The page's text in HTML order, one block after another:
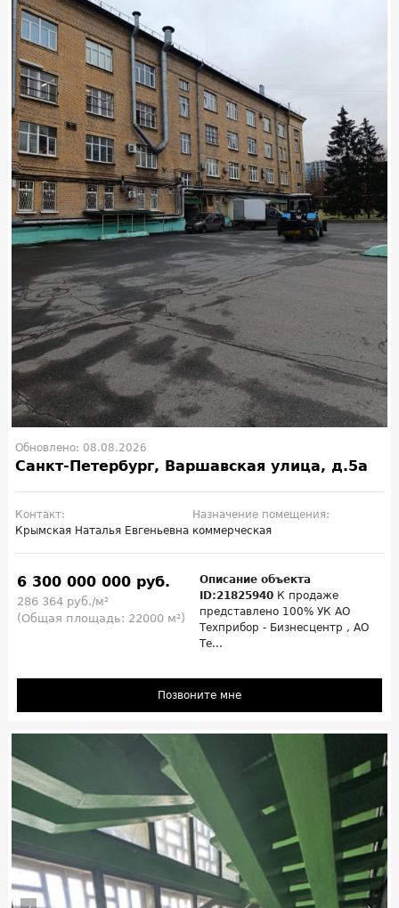
Обновлено: 08.08.2026
Санкт-Петербург, Варшавская улица, д.5а
Контакт:
Крымская Наталья Евгеньевна
Назначение помещения:
коммерческая
6 300 000 000 руб.
286 364 руб./м²
(Общая площадь: 22000 м²)
Описание объекта
ID:21825940 К продаже
представлено 100% УК АО
Техприбор - Бизнесцентр , АО
Те...
Позвоните мне